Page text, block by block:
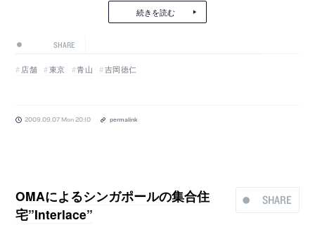
続きを読む
SHARE
店舗 東京 青山 吉岡徳仁
2009.09.07 Mon 20:10 permalink
SHARE
OMAによるシンガポールの集合住
宅”Interlace”